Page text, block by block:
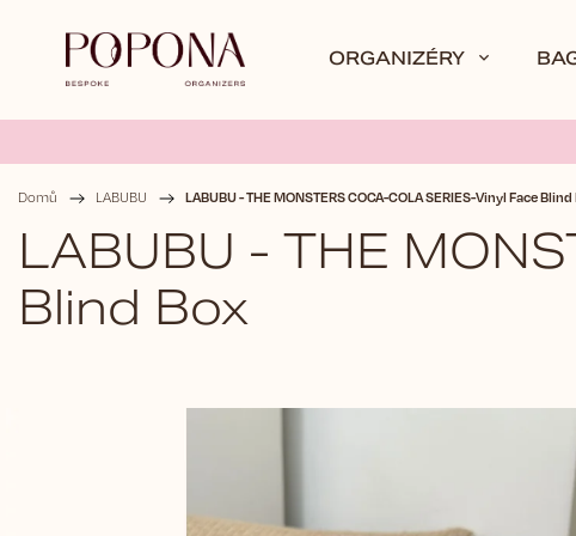
ORGANIZÉRY
Domů / LABUBU / LABUBU - THE MONSTERS COCA-COLA SERIES-Vinyl Face
LABUBU - THE
Blind Box